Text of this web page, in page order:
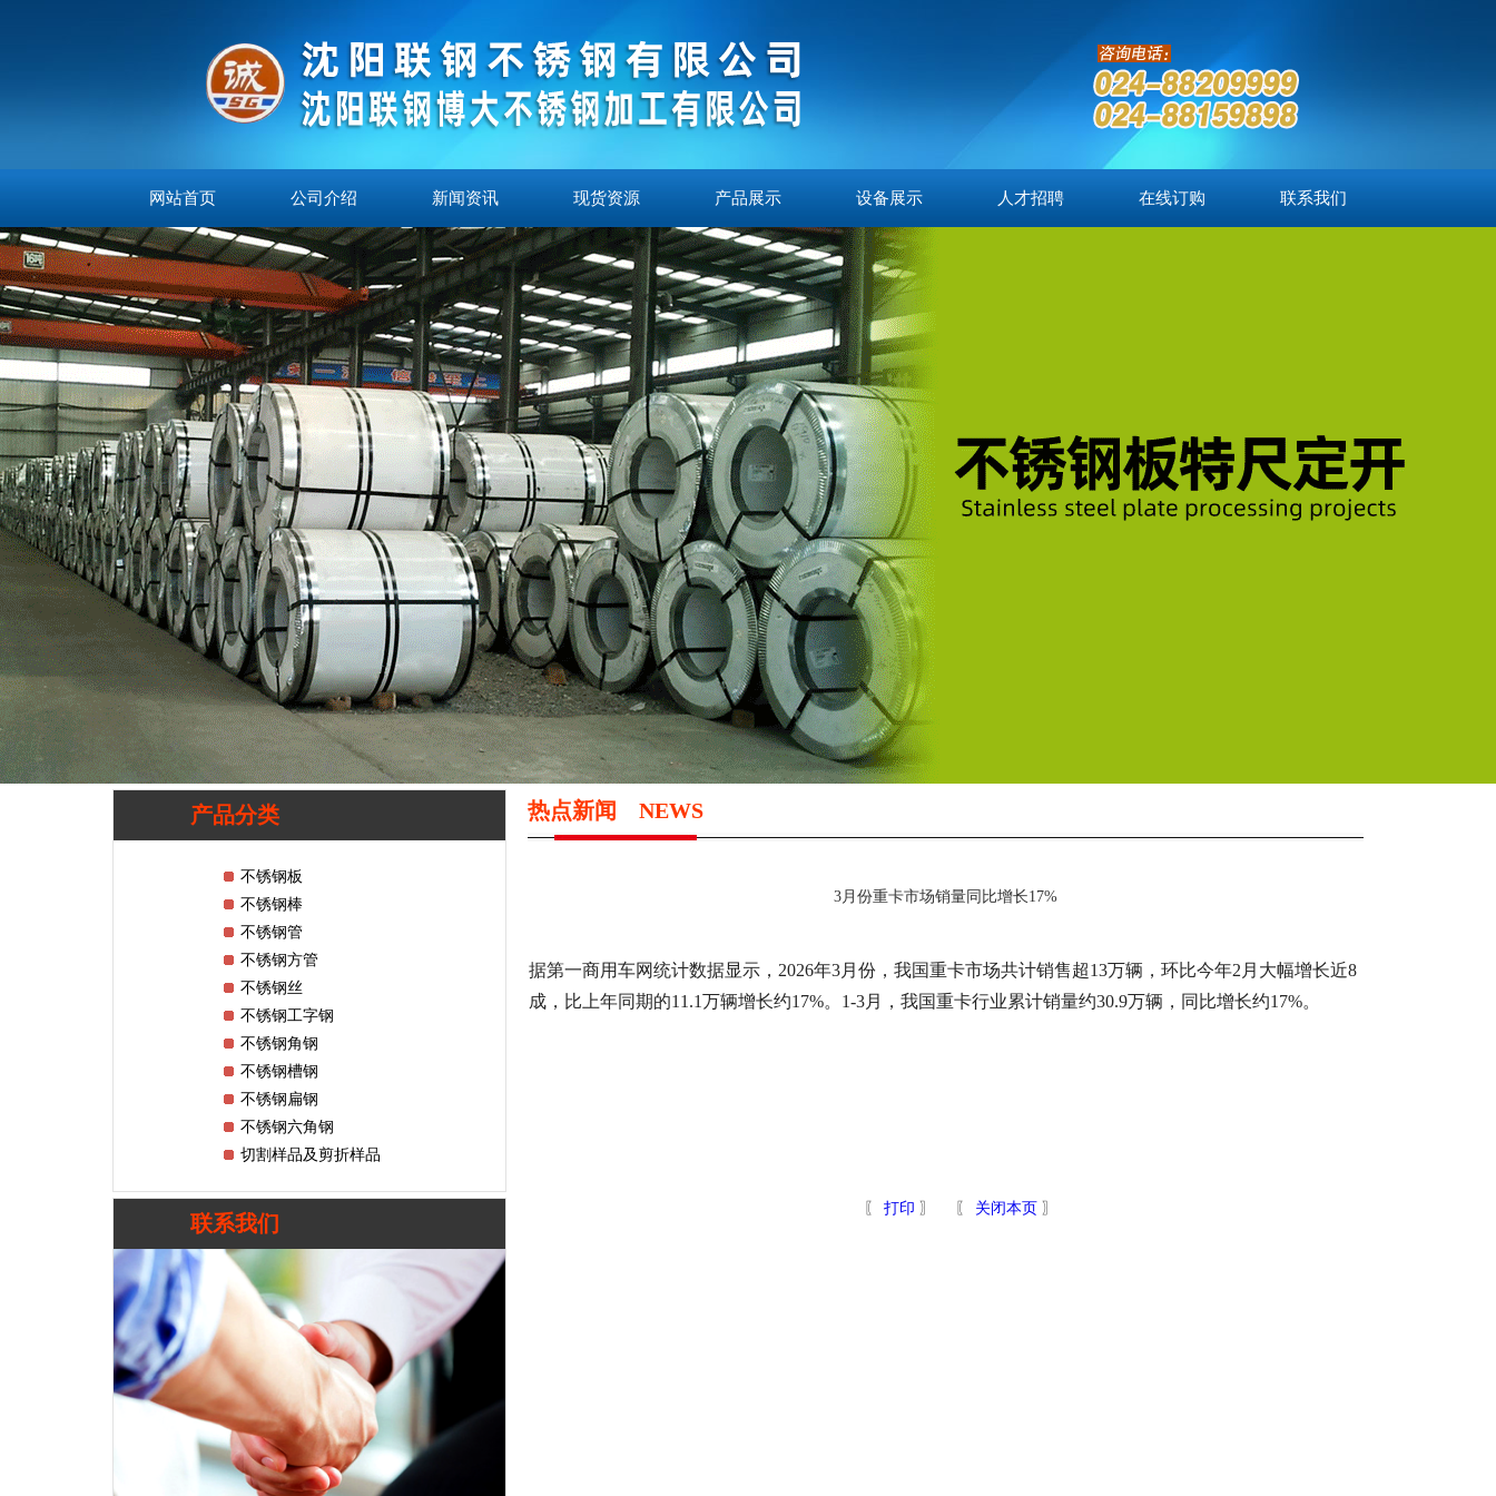
网站首页 公司介绍 新闻资讯 现货资源 产品展示 设备展示 人才招聘 在线订购 联系我们
产品分类
不锈钢板
不锈钢棒
不锈钢管
不锈钢方管
不锈钢丝
不锈钢工字钢
不锈钢角钢
不锈钢槽钢
不锈钢扁钢
不锈钢六角钢
切割样品及剪折样品
联系我们
热点新闻 NEWS
3月份重卡市场销量同比增长17%
据第一商用车网统计数据显示，2026年3月份，我国重卡市场共计销售超13万辆，环比今年2月大幅增长近8
成，比上年同期的11.1万辆增长约17%。1-3月，我国重卡行业累计销量约30.9万辆，同比增长约17%。
〖 打印 〗 〖 关闭本页 〗